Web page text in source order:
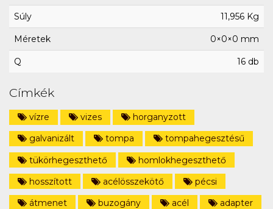
Súly 11,956 Kg
Méretek 0×0×0 mm
Q 16 db
Címkék
vízre vizes
horganyzott
galvanizált
tompa
tompahegesztésű
tükörhegeszthető
homlokhegeszthető
hosszított
acélösszekötő
pécsi
átmenet
buzogány acél
adapter